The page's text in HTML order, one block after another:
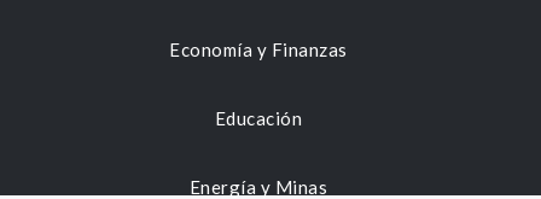
Economía y Finanzas
Educación
Energía y Minas